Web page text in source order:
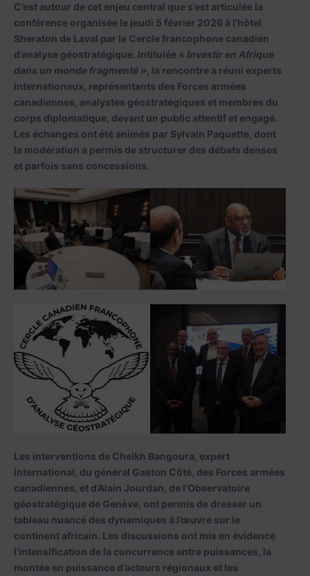
C’est autour de cet enjeu central que s’est articulée la
conférence organisée le jeudi 5 février 2026 à l’hôtel
Sheraton de Laval par le Cercle francophone canadien
d’analyse géostratégique. Intitulée « Investir en Afrique
dans un monde fragmenté » , la rencontre a réuni experts
internationaux, représentants des Forces armées
canadiennes, analystes géostratégiques et membres du
corps diplomatique, devant un public attentif et engagé.
Les échanges ont été animés par Sylvain Paquette, dont
la modération a permis de structurer des débats denses
et parfois sans concessions.
Les interventions de Cheikh Bangoura, expert
international, du général Gaston Côté, des Forces armées
canadiennes, et d’Alain Jourdan, de l’Observatoire
géostratégique de Genève, ont permis de dresser un
tableau nuancé des dynamiques à l’œuvre sur le
continent africain. Les discussions ont mis en évidence
l’intensification de la concurrence entre puissances, la
montée en puissance d’acteurs régionaux et les